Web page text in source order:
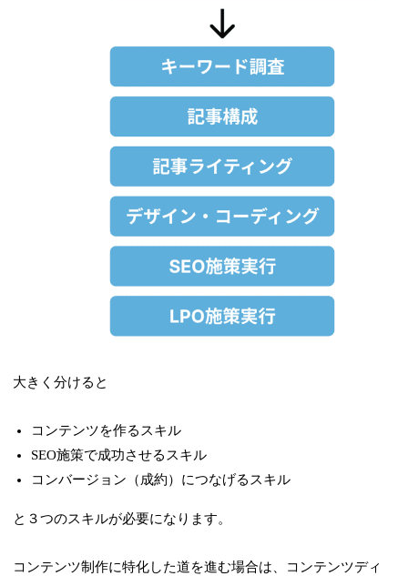
大きく分けると
コンテンツを作るスキル
SEO施策で成功させるスキル
コンバージョン（成約）につなげるスキル
と３つのスキルが必要になります。
コンテンツ制作に特化した道を進む場合は、コンテンツディ